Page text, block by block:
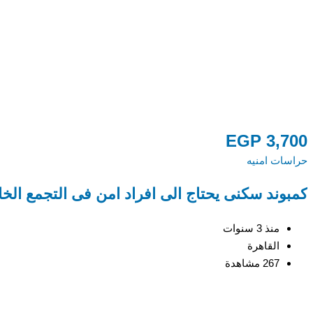
EGP 3,700
حراسات امنيه
كمبوند سكنى يحتاج الى افراد امن فى التجمع
منذ 3 سنوات
القاهرة
267 مشاهدة